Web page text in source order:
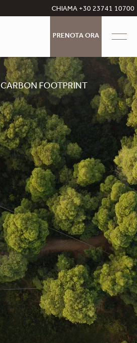
CHIAMA +30 23741 10700
PRENOTA ORA
FOOTPRINT